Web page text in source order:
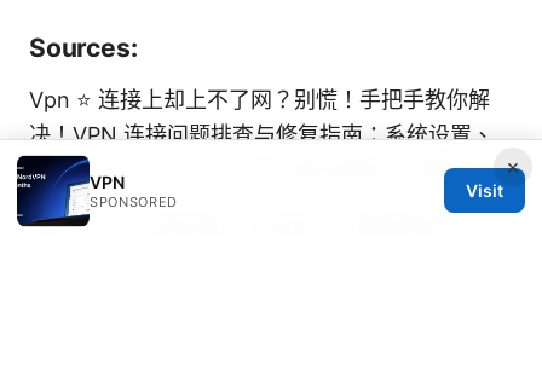
Sources:
Vpn ⭐ 连接上却上不了网？别慌！手把手教你解
决！VPN 连接问题排查与修复指南：系统设置、
网络环境、DNS、防火墙与路由器要点全覆盖
稳定VPN：全面攻略、实用技巧与最新趋势
×
VPN
SPONSORED
Visit